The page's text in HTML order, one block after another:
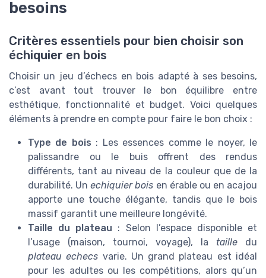
besoins
Critères essentiels pour bien choisir son
échiquier en bois
Choisir un jeu d’échecs en bois adapté à ses besoins,
c’est avant tout trouver le bon équilibre entre
esthétique, fonctionnalité et budget. Voici quelques
éléments à prendre en compte pour faire le bon choix :
Type de bois : Les essences comme le noyer, le
palissandre ou le buis offrent des rendus
différents, tant au niveau de la couleur que de la
durabilité. Unechiquier bois en érable ou en acajou
apporte une touche élégante, tandis que le bois
massif garantit une meilleure longévité.
Taille du plateau : Selon l’espace disponible et
l’usage (maison, tournoi, voyage), la taille du
plateau echecs varie. Un grand plateau est idéal
pour les adultes ou les compétitions, alors qu’un